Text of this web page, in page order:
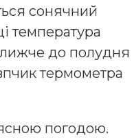
сонячний
температура
до полудня
термометра
погодою.